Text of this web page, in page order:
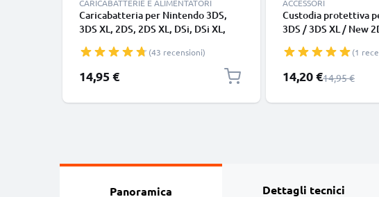
CARICABATTERIE E ALIMENTATORI
Caricabatteria per Nintendo 3DS,
3DS XL, 2DS, 2DS XL, DSi, DSi XL,
1,1m con spina europea
(43 recensioni)
14,95 €
ACCESSORI
Custodia protettiva
3DS / 3DS XL / New
piacevole al tatto,
Porta con te la tua
elegante etui di
(1
Prezzo speciale
14,20 €Prezzo
14,95 €
Panoramica Dettagli tecnici